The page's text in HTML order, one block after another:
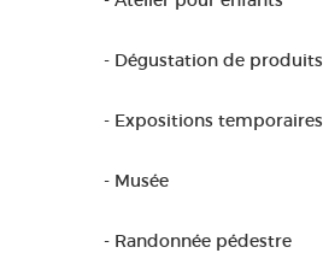
- Dégustation de produits
- Expositions temporaires
- Musée
- Randonnée pédestre